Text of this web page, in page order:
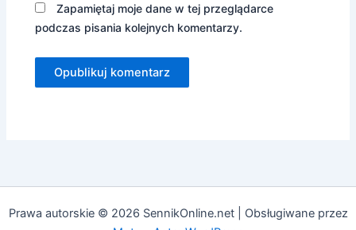
Zapamiętaj moje dane w tej przeglądarce
podczas pisania kolejnych komentarzy.
Prawa autorskie © 2026 SennikOnline.net | Obsługiwane przez